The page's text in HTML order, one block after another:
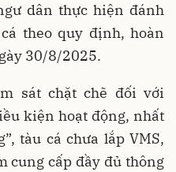
dân thực hiện đánh
theo quy định, hoàn
30/8/2025.
sát chặt chẽ đối với
kiện hoạt động, nhất
tàu cá chưa lắp VMS,
cung cấp đầy đủ thông